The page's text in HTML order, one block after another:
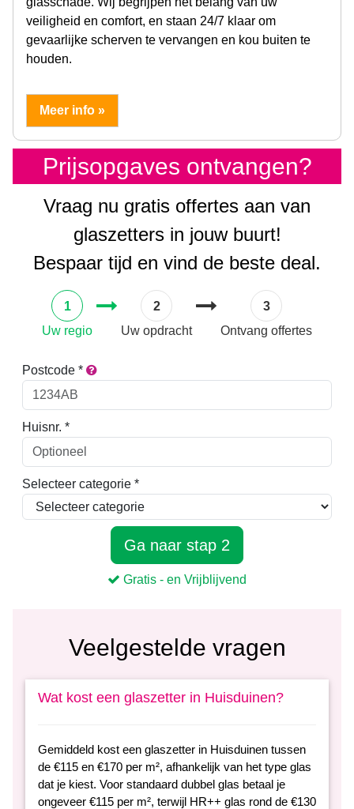
veiligheid en comfort, en staan 24/7 klaar om
gevaarlijke scherven te vervangen en kou buiten te
houden.
Meer info »
Prijsopgaves ontvangen?
Vraag nu gratis offertes aan van
glaszetters in jouw buurt!
Bespaar tijd en vind de beste deal.
Veelgestelde vragen
Wat kost een glaszetter in Huisduinen?
Gemiddeld kost een glaszetter in Huisduinen tussen
de €115 en €170 per m², afhankelijk van het type glas
dat je kiest. Voor standaard dubbel glas betaal je
ongeveer €115 per m², terwijl HR++ glas rond de €130